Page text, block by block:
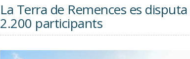
La Terra de Remences es
2.200 participants